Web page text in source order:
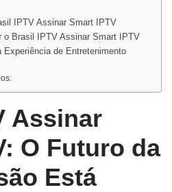
IPTV Assinar Smart IPTV
o Brasil IPTV Assinar Smart IPTV
Experiência de Entretenimento
Assinar
O Futuro da
Está